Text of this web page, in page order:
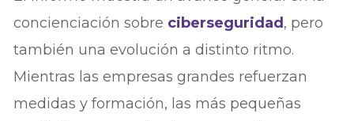
concienciación sobre ciberseguridad, pero
también una evolución a distinto ritmo.
Mientras las empresas grandes refuerzan
medidas y formación, las más pequeñas